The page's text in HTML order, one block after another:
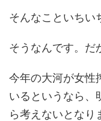
そんなこといちい
そうなんです。だ
今年の大河が女性
いるというなら、
ら考えないとなり